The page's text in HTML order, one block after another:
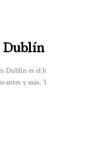
Dublín
Dublín es el lugar
antes y más. Y si lo